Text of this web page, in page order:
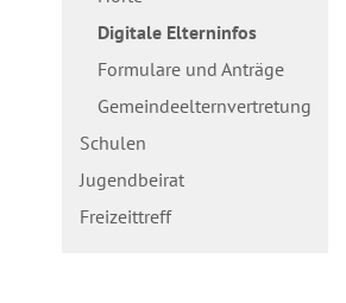
Digitale Elterninfos
Formulare und Anträge
Gemeindeelternvertretung
Schulen
Jugendbeirat
Freizeittreff